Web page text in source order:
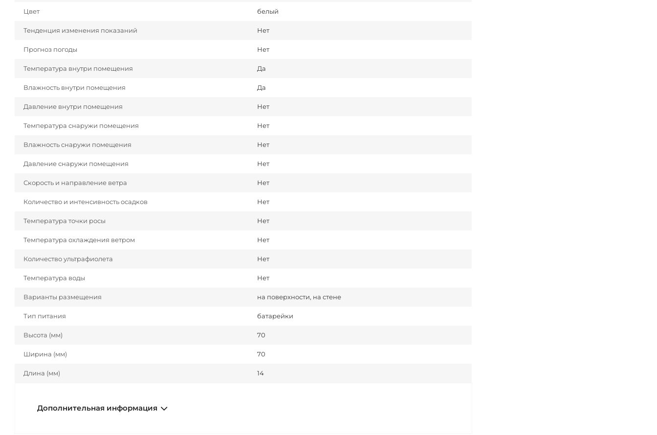
Цвет белый
Тенденция изменения показаний Нет
Прогноз погоды Нет
Температура внутри помещения Да
Влажность внутри помещения Да
Давление внутри помещения Нет
Температура снаружи помещения Нет
Влажность снаружи помещения Нет
Давление снаружи помещения Нет
Скорость и направление ветра Нет
Количество и интенсивность осадков Нет
Температура точки росы Нет
Температура охлаждения ветром Нет
Количество ультрафиолета Нет
Температура воды Нет
Варианты размещения на поверхности, на стене
Тип питания батарейки
Высота (мм) 70
Ширина (мм) 70
Длина (мм) 14
Дополнительная информация